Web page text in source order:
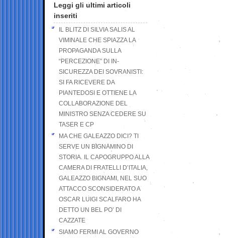
Leggi gli ultimi articoli
inseriti
IL BLITZ DI SILVIA SALIS AL
VIMINALE CHE SPIAZZA LA
PROPAGANDA SULLA
“PERCEZIONE” DI IN-
SICUREZZA DEI SOVRANISTI:
SI FA RICEVERE DA
PIANTEDOSI E OTTIENE LA
COLLABORAZIONE DEL
MINISTRO SENZA CEDERE SU
TASER E CP
MA CHE GALEAZZO DICI? TI
SERVE UN BIGNAMINO DI
STORIA. IL CAPOGRUPPO ALLA
CAMERA DI FRATELLI D’ITALIA,
GALEAZZO BIGNAMI, NEL SUO
ATTACCO SCONSIDERATO A
OSCAR LUIGI SCALFARO HA
DETTO UN BEL PO’ DI
CAZZATE
SIAMO FERMI AL GOVERNO